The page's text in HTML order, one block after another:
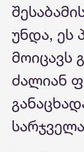
უნდა, ეს
მოიცავს
ძალიან